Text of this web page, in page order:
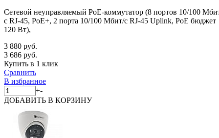
Сетевой неуправляемый PoE-коммутатор (8 портов 10/100
с RJ-45, PoE+, 2 порта 10/100 Мбит/с RJ-45 Uplink, PoE бюджет
120 Вт),
3 880 руб.
3 686 руб.
Купить в 1 клик
Сравнить
В избранное
+-
ДОБАВИТЬ В КОРЗИНУ